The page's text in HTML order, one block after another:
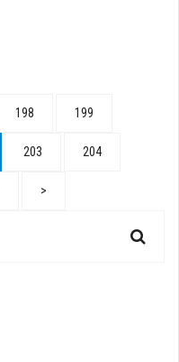
198 199
203 204
>